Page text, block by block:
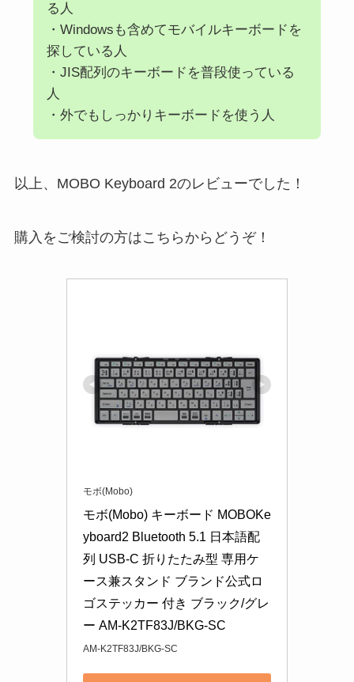
る人
・Windowsも含めてモバイルキーボードを
探している人
・JIS配列のキーボードを普段使っている
人
・外でもしっかりキーボードを使う人
以上、MOBO Keyboard 2のレビューでした！
購入をご検討の方はこちらからどうぞ！
モボ(Mobo)
モボ(Mobo) キーボード MOBOKe
yboard2 Bluetooth 5.1 日本語配
列 USB-C 折りたたみ型 専用ケ
ース兼スタンド ブランド公式ロ
ゴステッカー 付き ブラック/グレ
ー AM-K2TF83J/BKG-SC
AM-K2TF83J/BKG-SC